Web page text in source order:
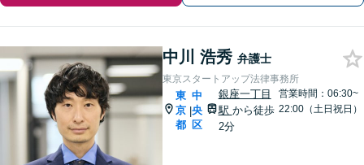
中川 浩秀 弁護士
東京スタートアップ法律事務所
東
京
都
|
中
央
区
銀座一丁目
駅 から徒歩
2分
営業時間：06:30~
22:00（土日祝日）